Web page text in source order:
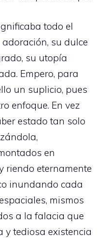
todo el
su dulce
su utopía
Empero, para
un suplicio, pues
enfoque. En vez
estado tan solo
en
riendo eternamente
inundando cada
mismos
a la falacia que
y tediosa existencia